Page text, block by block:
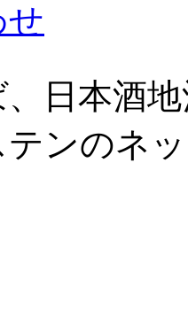
せ
日本酒
ンのネ